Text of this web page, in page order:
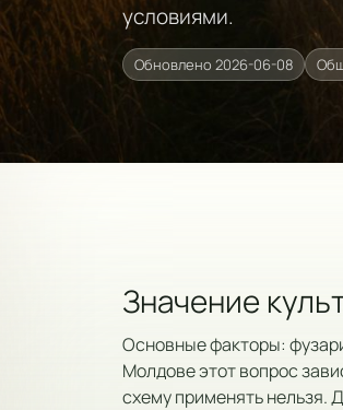
условиями.
Обновлено 2026-06-08
Значение
Основные факторы:
Молдове этот вопрос
схему применять нельзя.